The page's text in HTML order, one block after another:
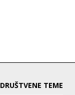
DRUŠTVENE TEME